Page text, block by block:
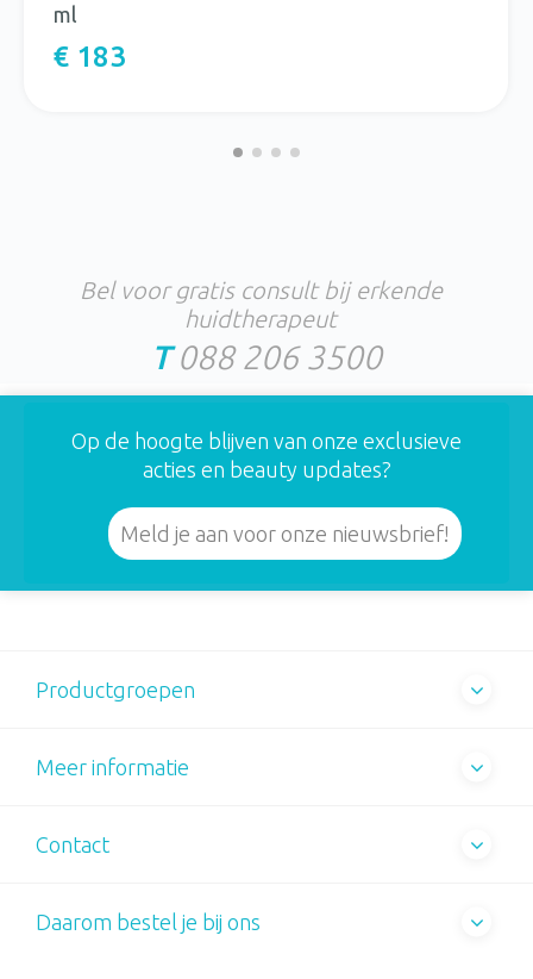
ml
€ 183
Bel voor gratis consult bij erkende
huidtherapeut
T088 206 3500
Op de hoogte blijven van onze exclusieve
acties en beauty updates?
Meld je aan voor onze nieuwsbrief!
Productgroepen
Meer informatie
Contact
Daarom bestel je bij ons